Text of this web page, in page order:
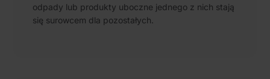
odpady lub produkty uboczne jednego z nich stają
się surowcem dla pozostałych.